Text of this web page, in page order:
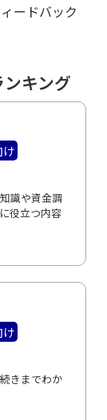
ードバック
キング
け
識や資金調
役立つ内容
け
きまでわか